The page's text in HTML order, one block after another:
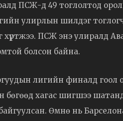
ПСЖ-д 49 тоглолтод
улирлын шилдэг
хүртжээ. ПСЖ энэ улиралд
болсон байна.
лигийн финалд гоол
бөгөөд хагас шигшээ
Өмнө нь